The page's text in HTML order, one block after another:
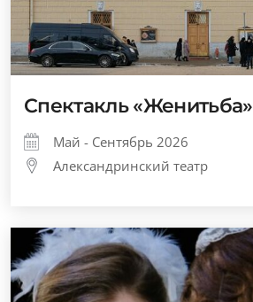
Спектакль «Женитьба»
Май - Сентябрь 2026
Александринский театр